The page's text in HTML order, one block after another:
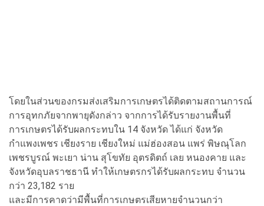
โดยในส่วนของกรมส่งเสริมการเกษตรได้ติดตามสถานการณ์
การอุทกภัยจากพายุดังกล่าว จากการได้รับรายงานพื้นที่
การเกษตรได้รับผลกระทบใน 14 จังหวัด ได้แก่ จังหวัด
กำแพงเพชร เชียงราย เชียงใหม่ แม่ฮ่องสอน แพร่ พิษณุโลก
เพชรบูรณ์ พะเยา น่าน สุโขทัย อุตรดิตถ์ เลย หนองคาย และ
จังหวัดอุบลราชธานี ทำให้เกษตรกรได้รับผลกระทบ จำนวน
กว่า 23,182 ราย
และมีการคาดว่ามีพื้นที่การเกษตรเสียหายจำนวนกว่า